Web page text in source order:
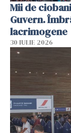
Mii de
Guvern.
lacrimogene
30 IULIE 2026